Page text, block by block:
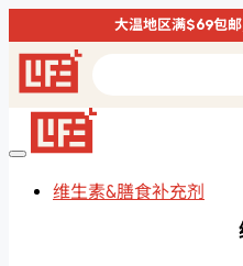
大温地区满$69包
维生素&膳食补充剂